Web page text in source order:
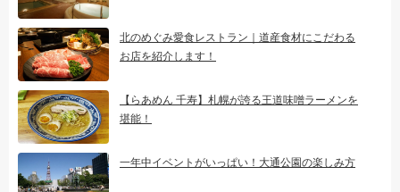
北のめぐみ愛食レストラン｜道産食材にこだわる
お店を紹介します！
【らあめん 千寿】札幌が誇る王道味噌ラーメンを
堪能！
一年中イベントがいっぱい！大通公園の楽しみ方